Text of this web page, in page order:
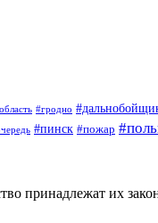
#гродно
#пинск #пожар
принадлежат их